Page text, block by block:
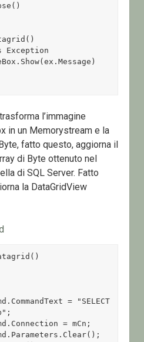
l’immagine
in un Memorystream e la
fatto questo, aggiorna il
di Byte ottenuto nel
di SQL Server. Fatto
la DataGridView